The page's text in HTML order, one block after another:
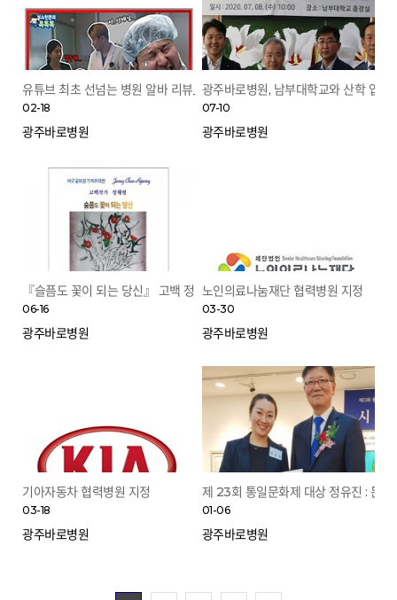
유튜브 최초 선넘는 병원 알바 리뷰_[보스턴쭌의 톡톡톡]
02-18
광주바로병원
광주바로병원, 남부대학교와 산학 업무
07-10
광주바로병원
『슬픔도 꽃이 되는 당신』 고백 정채령 작가 기획초대전
06-16
광주바로병원
노인의료나눔재단 협력병원 지정
03-30
광주바로병원
기아자동차 협력병원 지정
03-18
광주바로병원
제 23회 통일문화제 대상 정유진 : 문
01-06
광주바로병원